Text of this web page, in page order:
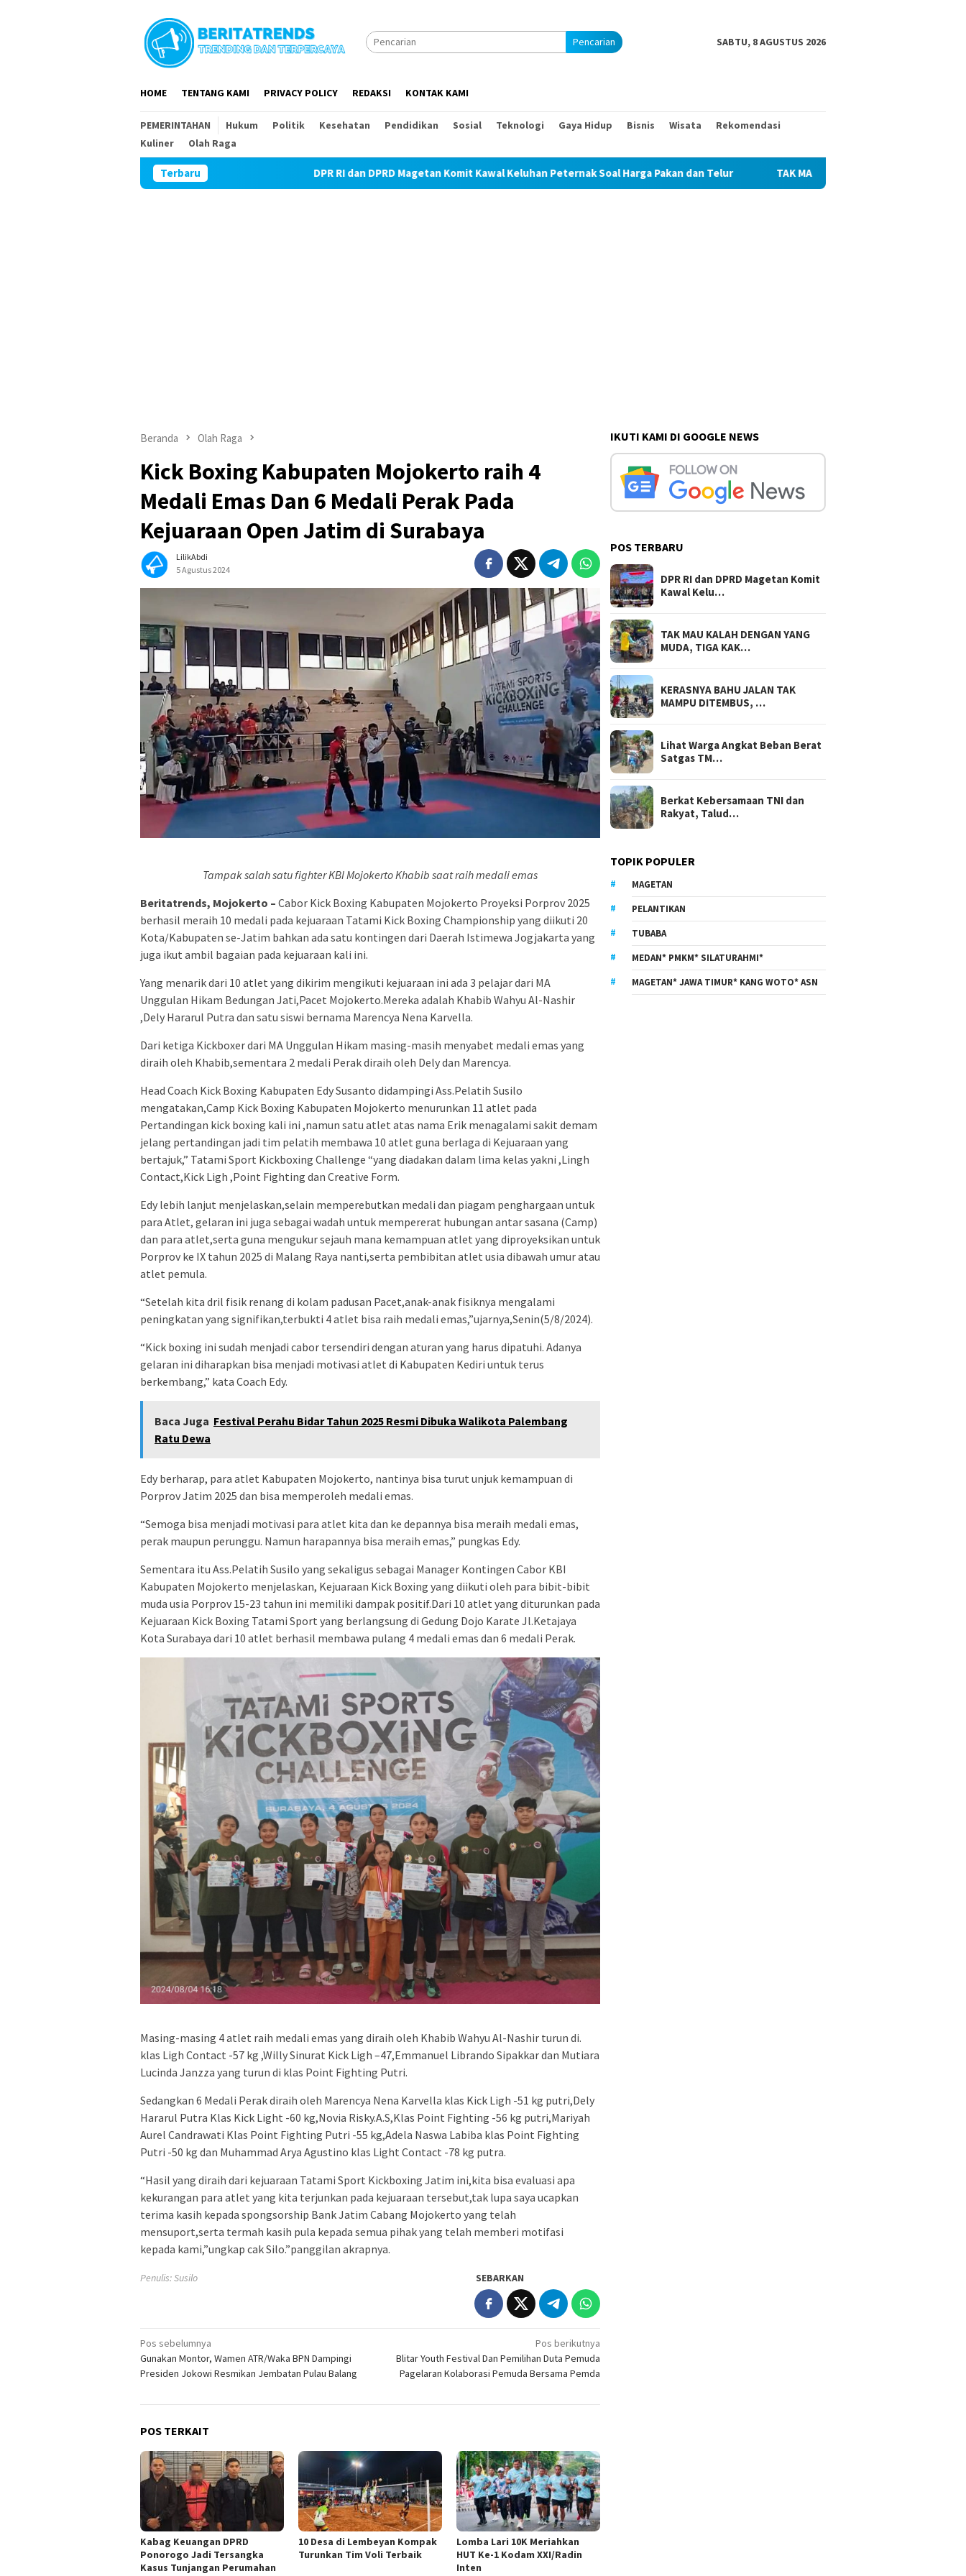
Pencarian SABTU, 8 AGUSTUS 2026
HOME TENTANG KAMI PRIVACY POLICY REDAKSI KONTAK KAMI
PEMERINTAHAN Hukum Politik Kesehatan Pendidikan Sosial Teknologi Gaya Hidup Bisnis Wisata
Rekomendasi
Kuliner
Olah Raga
TerbaruDPR RI dan DPRD Magetan Komit Kawal Keluhan Peternak Soal Harga Pakan dan Telur TAK MAU KALAH DENGAN YANG MUDA, TIGA KAKEK INI
Beranda Olah Raga
Kick Boxing Kabupaten Mojokerto raih 4
Medali Emas Dan 6 Medali Perak Pada
Kejuaraan Open Jatim di Surabaya
LilikAbdi
5 Agustus 2024
Tampak salah satu fighter KBI Mojokerto Khabib saat raih medali emas
Beritatrends, Mojokerto – Cabor Kick Boxing Kabupaten Mojokerto Proyeksi Porprov 2025
berhasil meraih 10 medali pada kejuaraan Tatami Kick Boxing Championship yang diikuti 20
Kota/Kabupaten se-Jatim bahkan ada satu kontingen dari Daerah Istimewa Jogjakarta yang
juga ikut ambil bagaian pada kejuaraan kali ini.
Yang menarik dari 10 atlet yang dikirim mengikuti kejuaraan ini ada 3 pelajar dari MA
Unggulan Hikam Bedungan Jati,Pacet Mojokerto.Mereka adalah Khabib Wahyu Al-Nashir
,Dely Hararul Putra dan satu siswi bernama Marencya Nena Karvella.
Dari ketiga Kickboxer dari MA Unggulan Hikam masing-masih menyabet medali emas yang
diraih oleh Khabib,sementara 2 medali Perak diraih oleh Dely dan Marencya.
Head Coach Kick Boxing Kabupaten Edy Susanto didampingi Ass.Pelatih Susilo
mengatakan,Camp Kick Boxing Kabupaten Mojokerto menurunkan 11 atlet pada
Pertandingan kick boxing kali ini ,namun satu atlet atas nama Erik menagalami sakit demam
jelang pertandingan jadi tim pelatih membawa 10 atlet guna berlaga di Kejuaraan yang
bertajuk,” Tatami Sport Kickboxing Challenge “yang diadakan dalam lima kelas yakni ,Lingh
Contact,Kick Ligh ,Point Fighting dan Creative Form.
Edy lebih lanjut menjelaskan,selain memperebutkan medali dan piagam penghargaan untuk
para Atlet, gelaran ini juga sebagai wadah untuk mempererat hubungan antar sasana (Camp)
dan para atlet,serta guna mengukur sejauh mana kemampuan atlet yang diproyeksikan untuk
Porprov ke IX tahun 2025 di Malang Raya nanti,serta pembibitan atlet usia dibawah umur atau
atlet pemula.
“Setelah kita dril fisik renang di kolam padusan Pacet,anak-anak fisiknya mengalami
peningkatan yang signifikan,terbukti 4 atlet bisa raih medali emas,”ujarnya,Senin(5/8/2024).
“Kick boxing ini sudah menjadi cabor tersendiri dengan aturan yang harus dipatuhi. Adanya
gelaran ini diharapkan bisa menjadi motivasi atlet di Kabupaten Kediri untuk terus
berkembang,” kata Coach Edy.
Baca Juga Festival Perahu Bidar Tahun 2025 Resmi Dibuka Walikota Palembang
Ratu Dewa
Edy berharap, para atlet Kabupaten Mojokerto, nantinya bisa turut unjuk kemampuan di
Porprov Jatim 2025 dan bisa memperoleh medali emas.
“Semoga bisa menjadi motivasi para atlet kita dan ke depannya bisa meraih medali emas,
perak maupun perunggu. Namun harapannya bisa meraih emas,” pungkas Edy.
Sementara itu Ass.Pelatih Susilo yang sekaligus sebagai Manager Kontingen Cabor KBI
Kabupaten Mojokerto menjelaskan, Kejuaraan Kick Boxing yang diikuti oleh para bibit-bibit
muda usia Porprov 15-23 tahun ini memiliki dampak positif.Dari 10 atlet yang diturunkan pada
Kejuaraan Kick Boxing Tatami Sport yang berlangsung di Gedung Dojo Karate Jl.Ketajaya
Kota Surabaya dari 10 atlet berhasil membawa pulang 4 medali emas dan 6 medali Perak.
Masing-masing 4 atlet raih medali emas yang diraih oleh Khabib Wahyu Al-Nashir turun di.
klas Ligh Contact -57 kg ,Willy Sinurat Kick Ligh –47,Emmanuel Librando Sipakkar dan Mutiara
Lucinda Janzza yang turun di klas Point Fighting Putri.
Sedangkan 6 Medali Perak diraih oleh Marencya Nena Karvella klas Kick Ligh -51 kg putri,Dely
Hararul Putra Klas Kick Light -60 kg,Novia Risky.A.S,Klas Point Fighting -56 kg putri,Mariyah
Aurel Candrawati Klas Point Fighting Putri -55 kg,Adela Naswa Labiba klas Point Fighting
Putri -50 kg dan Muhammad Arya Agustino klas Light Contact -78 kg putra.
“Hasil yang diraih dari kejuaraan Tatami Sport Kickboxing Jatim ini,kita bisa evaluasi apa
kekurangan para atlet yang kita terjunkan pada kejuaraan tersebut,tak lupa saya ucapkan
terima kasih kepada spongsorship Bank Jatim Cabang Mojokerto yang telah
mensuport,serta termah kasih pula kepada semua pihak yang telah memberi motifasi
kepada kami,”ungkap cak Silo.”panggilan akrapnya.
Penulis: Susilo SEBARKAN
Navigasi
pos
Pos sebelumnya
Gunakan Montor, Wamen ATR/Waka BPN Dampingi
Presiden Jokowi Resmikan Jembatan Pulau Balang
Pos berikutnya
Blitar Youth Festival Dan Pemilihan Duta Pemuda
Pagelaran Kolaborasi Pemuda Bersama Pemda
POS TERKAIT
Kabag Keuangan DPRD
Ponorogo Jadi Tersangka
Kasus Tunjangan Perumahan
10 Desa di Lembeyan Kompak
Turunkan Tim Voli Terbaik
Lomba Lari 10K Meriahkan
HUT Ke-1 Kodam XXI/Radin
Inten
IKUTI KAMI DI GOOGLE NEWS
POS TERBARU
DPR RI dan DPRD Magetan Komit
Kawal Kelu…
TAK MAU KALAH DENGAN YANG
MUDA, TIGA KAK…
KERASNYA BAHU JALAN TAK
MAMPU DITEMBUS, …
Lihat Warga Angkat Beban Berat
Satgas TM…
Berkat Kebersamaan TNI dan
Rakyat, Talud…
TOPIK POPULER
MAGETAN
PELANTIKAN
TUBABA
MEDAN* PMKM* SILATURAHMI*
MAGETAN* JAWA TIMUR* KANG WOTO* ASN